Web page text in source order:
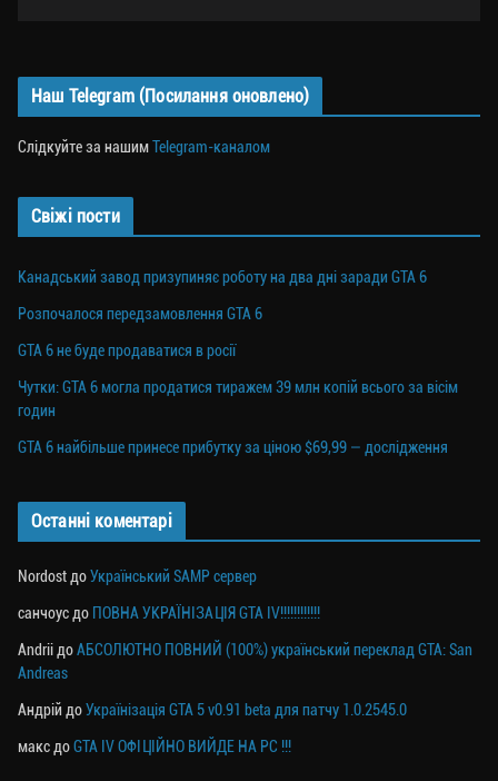
Наш Telegram (Посилання оновлено)
Слідкуйте за нашимTelegram-каналом
Свіжі пости
Канадський завод призупиняє роботу на два дні заради GTA 6
Розпочалося передзамовлення GTA 6
GTA 6 не буде продаватися в росії
Чутки: GTA 6 могла продатися тиражем 39 млн копій всього за вісім
годин
GTA 6 найбільше принесе прибутку за ціною $69,99 — дослідження
Останні коментарі
Nordost доУкраїнський SAMP сервер
санчоус до ПОВНА УКРАЇНІЗАЦІЯ GTA IV!!!!!!!!!!!!
Andrii доАБСОЛЮТНО ПОВНИЙ (100%) український переклад GTA: San
Andreas
Андрій доУкраїнізація GTA 5 v0.91 beta для патчу 1.0.2545.0
макс доGTA IV ОФІЦІЙНО ВИЙДЕ НА PC !!!